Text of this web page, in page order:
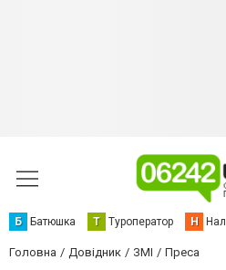
Б Батюшка Т Туроператор Н
Головна Довідник ЗМІ Преса